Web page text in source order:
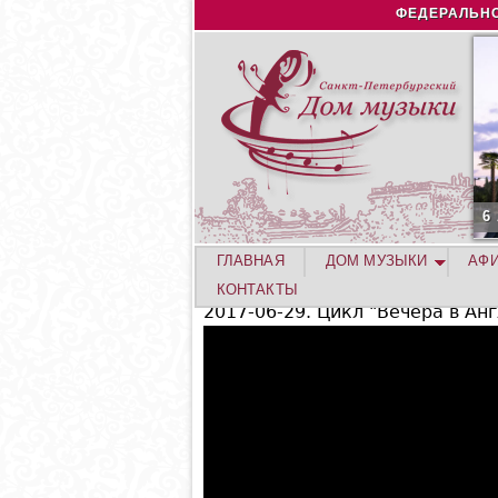
6
2017-06-29. Цикл "Вечера в
ГЛАВНАЯ ДОМ МУЗЫКИ
КОНТАКТЫ